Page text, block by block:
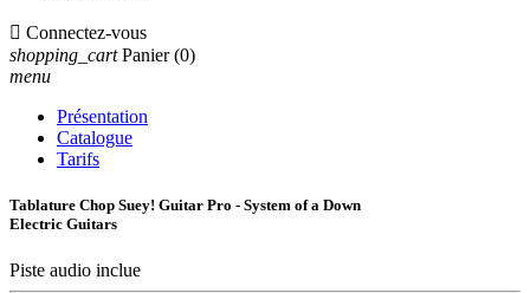
 Connectez-vous
shopping_cart Panier (0)
menu
Présentation
Catalogue
Tarifs
Tablature Chop Suey! Guitar Pro - System of a Down
Electric Guitars
Piste audio inclue